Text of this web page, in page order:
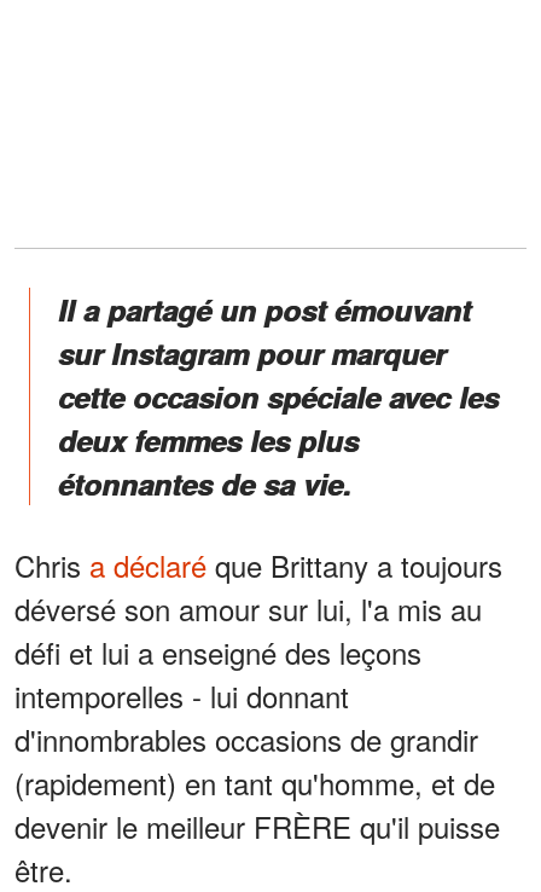
Il a partagé un post émouvant
sur Instagram pour marquer
cette occasion spéciale avec les
deux femmes les plus
étonnantes de sa vie.
Chris a déclaré que Brittany a toujours
déversé son amour sur lui, l'a mis au
défi et lui a enseigné des leçons
intemporelles - lui donnant
d'innombrables occasions de grandir
(rapidement) en tant qu'homme, et de
devenir le meilleur FRÈRE qu'il puisse
être.